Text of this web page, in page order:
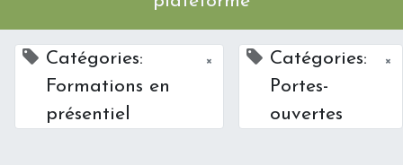
Catégories:
Formations en
présentiel
×
Catégories:
Portes-
ouvertes
×